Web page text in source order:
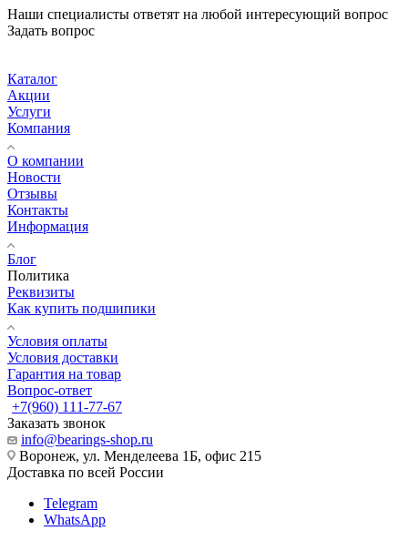
Наши специалисты ответят на любой интересующий вопрос
Задать вопрос
Каталог
Акции
Услуги
Компания
О компании
Новости
Отзывы
Контакты
Информация
Блог
Политика
Реквизиты
Как купить подшипики
Условия оплаты
Условия доставки
Гарантия на товар
Вопрос-ответ
+7(960) 111-77-67
Заказать звонок
info@bearings-shop.ru
Воронеж, ул. Менделеева 1Б, офис 215
Доставка по всей России
Telegram
WhatsApp